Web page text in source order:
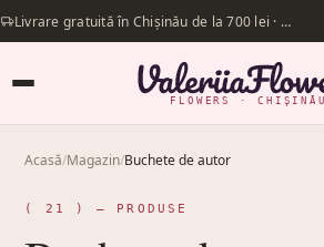
Livrare gratuită în Chișinău de la 700 lei · Livrăm în aceeași zi
FLOWERS · CHIȘINĂU
Acasă/Magazin/Buchete de autor
( 21 ) — PRODUSE